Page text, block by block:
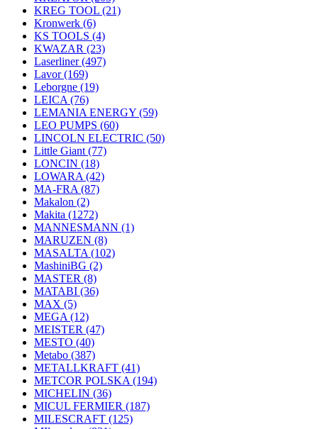
KREG TOOL (21)
Kronwerk (6)
KS TOOLS (4)
KWAZAR (23)
Laserliner(497)
Lavor(169)
Leborgne (19)
LEICA (76)
LEMANIA ENERGY (59)
LEO PUMPS (60)
LINCOLN ELECTRIC (50)
Little Giant (77)
LONCIN (18)
LOWARA (42)
MA-FRA (87)
Makalon (2)
Makita (1272)
MANNESMANN (1)
MARUZEN (8)
MASALTA (102)
MashiniBG (2)
MASTER (8)
MATABI (36)
MAX (5)
MEGA (12)
MEISTER (47)
MESTO (40)
Metabo (387)
METALLKRAFT (41)
METCOR POLSKA (194)
MICHELIN (36)
MICUL FERMIER (187)
MILESCRAFT (125)